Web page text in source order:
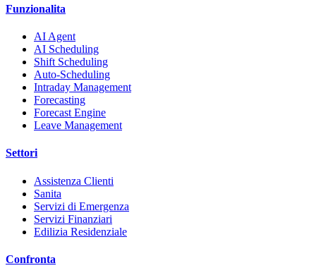
Funzionalita
AI Agent
AI Scheduling
Shift Scheduling
Auto-Scheduling
Intraday Management
Forecasting
Forecast Engine
Leave Management
Settori
Assistenza Clienti
Sanita
Servizi di Emergenza
Servizi Finanziari
Edilizia Residenziale
Confronta